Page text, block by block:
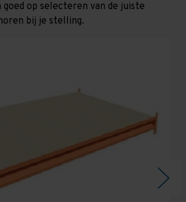
op selecteren van de juiste
bij je stelling.